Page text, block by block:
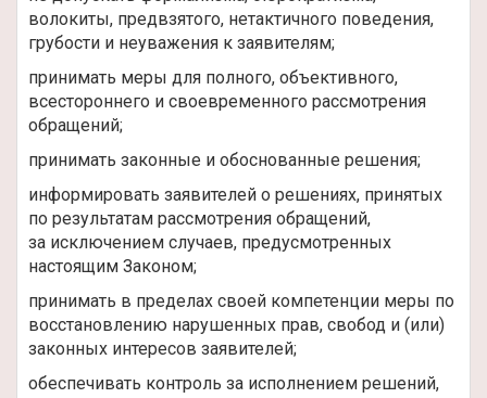
волокиты, предвзятого, нетактичного поведения,
грубости и неуважения к заявителям;
принимать меры для полного, объективного,
всестороннего и своевременного рассмотрения
обращений;
принимать законные и обоснованные решения;
информировать заявителей о решениях, принятых
по результатам рассмотрения обращений,
за исключением случаев, предусмотренных
настоящим Законом;
принимать в пределах своей компетенции меры по
восстановлению нарушенных прав, свобод и (или)
законных интересов заявителей;
обеспечивать контроль за исполнением решений,